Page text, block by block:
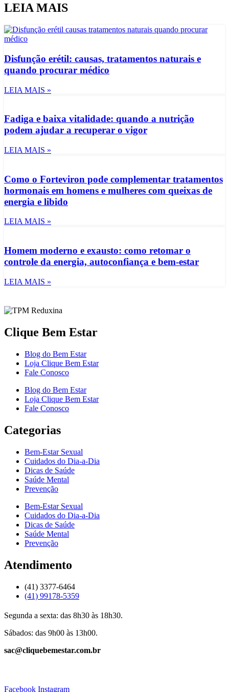
LEIA MAIS
Disfunção erétil: causas, tratamentos naturais e
quando procurar médico
LEIA MAIS »
Fadiga e baixa vitalidade: quando a nutrição
podem ajudar a recuperar o vigor
LEIA MAIS »
Como o Forteviron pode complementar tratamentos
hormonais em homens e mulheres com queixas de
energia e libido
LEIA MAIS »
Homem moderno e exausto: como retomar o
controle da energia, autoconfiança e bem-estar
LEIA MAIS »
Clique Bem Estar
Blog do Bem Estar
Loja Clique Bem Estar
Fale Conosco
Blog do Bem Estar
Loja Clique Bem Estar
Fale Conosco
Categorias
Bem-Estar Sexual
Cuidados do Dia-a-Dia
Dicas de Saúde
Saúde Mental
Prevenção
Bem-Estar Sexual
Cuidados do Dia-a-Dia
Dicas de Saúde
Saúde Mental
Prevenção
Atendimento
(41) 3377-6464
(41) 99178-5359
Segunda a sexta: das 8h30 às 18h30.
Sábados: das 9h00 às 13h00.
sac@cliquebemestar.com.br
Facebook Instagram